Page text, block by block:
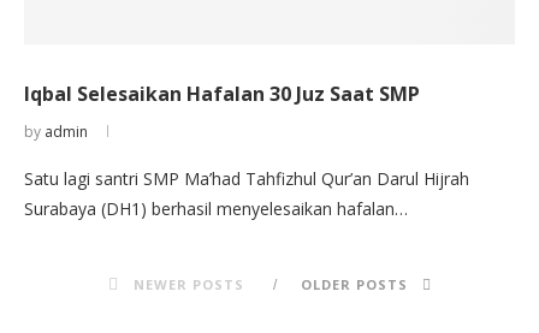
Iqbal Selesaikan Hafalan 30 Juz Saat SMP
by admin
Satu lagi santri SMP Ma’had Tahfizhul Qur’an Darul Hijrah
Surabaya (DH1) berhasil menyelesaikan hafalan…
NEWER POSTS OLDER POSTS